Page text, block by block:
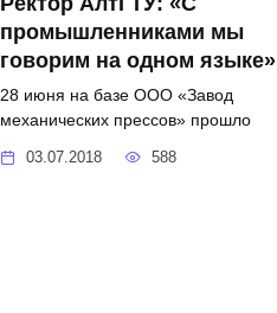
промышленниками мы
говорим на одном языке»
28 июня на базе ООО «Завод
механических прессов» прошло
03.07.2018 588